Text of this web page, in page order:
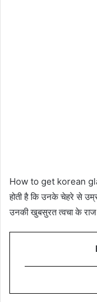
How to get korean
होती है कि उनके चेहरे से
उनकी खुबसुरत त्वचा के राज